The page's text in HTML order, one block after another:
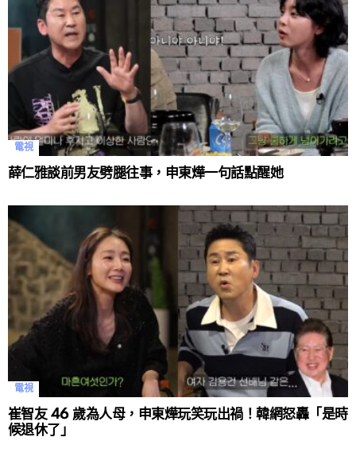
電視
薛仁雅談前男友劈腿往事，申東燁一句話點醒她
電視
崔智友 46 歲為人母，申東燁玩笑玩出禍！韓網怒轟「是時
候退休了」